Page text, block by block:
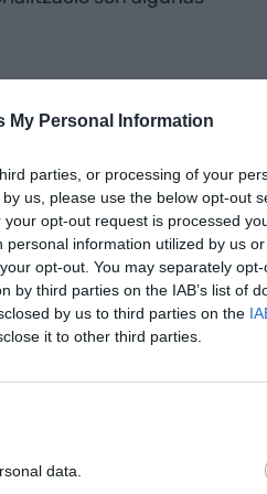
My Personal Information
parties, or processing of your
us, please use the below opt-out
opt-out request is processed
information utilized by us
opt-out. You may separately
by third parties on the IAB’s list of
by us to third parties on the
it to other third parties.
data.
son los que
la devaluación
de la Unión General de
no tienen una
mejorado, los sueldos
tiene la productividad
vivir, quizás no
actividades en
salario mínimo